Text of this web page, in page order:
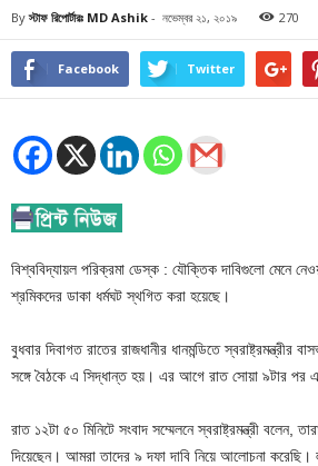
By স্টাফ রিপোর্টারঃ MD Ashik - নভেম্বর ২১, ২০১৯ 270
Facebook Twitter
বিশ্ববিদ্যায়ল পরিক্রমা ডেস্ক : যৌক্তিক দাবিগুলো মেনে
শ্রমিকদের ডাকা ধর্মঘট স্থগিত করা হয়েছে।
বুধবার দিবাগত রাতের রাজধানীর ধানমন্ডিতে স্বরাষ্ট্রমন্ত্রীর
সঙ্গে বৈঠকে এ সিদ্ধান্ত হয়। এর আগে রাত সোয়া ৯টার পর
রাত ১২টা ৫০ মিনিটে সংবাদ সম্মেলনে স্বরাষ্ট্রমন্ত্রী বলেন,
দিয়েছেন। আমরা তাদের ৯ দফা দাবি নিয়ে আলোচনা